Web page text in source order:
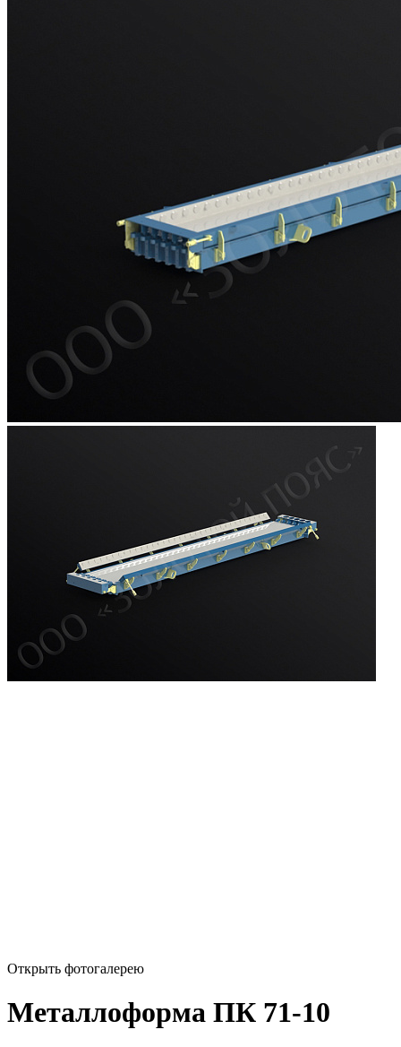
Открыть фотогалерею
Металлоформа ПК 71-10